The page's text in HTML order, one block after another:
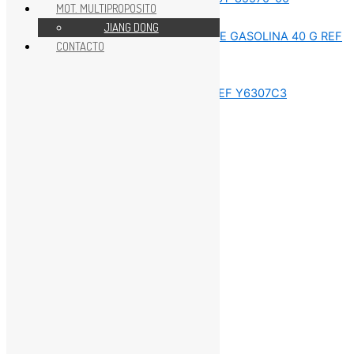
Sin categorizar
MOT. MULTIPROPOSITO
JIANG DONG
CONTACTO